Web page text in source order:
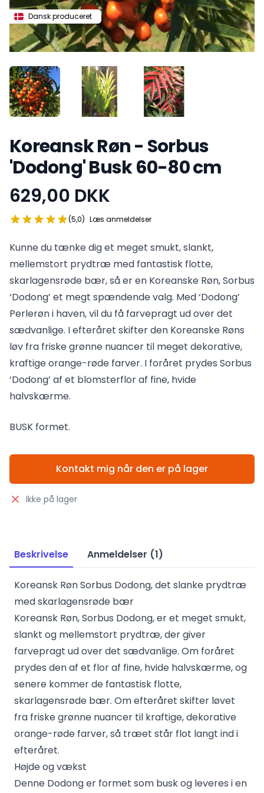
Dansk produceret
Koreansk Røn - Sorbus
'Dodong' Busk 60-80 cm
Produktinformation
629,00 DKK
Bedømmelse(5,0stjerner ud af 5
) Læs anmeldelser
Kunne du tænke dig et meget smukt, slankt,
mellemstort prydtræ med fantastisk flotte,
skarlagensrøde bær, så er en Koreanske Røn, Sorbus
‘Dodong’ et megt spændende valg. Med ‘Dodong’
Perlerøn i haven, vil du få farvepragt ud over det
sædvanlige. I efteråret skifter den Koreanske Røns
løv fra friske grønne nuancer til meget dekorative,
kraftige orange-røde farver. I foråret prydes Sorbus
‘Dodong’ af et blomsterflor af fine, hvide
halvskærme.
BUSK formet.
Kontakt mig når den er på lager
Ikke på lager
Beskrivelse Anmeldelser (1)
Koreansk Røn Sorbus Dodong, det slanke prydtræ
med skarlagensrøde bær
Koreansk Røn, Sorbus Dodong, er et meget smukt,
slankt og mellemstort prydtræ, der giver
farvepragt ud over det sædvanlige. Om foråret
prydes den af et flor af fine, hvide halvskærme, og
senere kommer de fantastisk flotte,
skarlagensrøde bær. Om efteråret skifter løvet
fra friske grønne nuancer til kraftige, dekorative
orange-røde farver, så træet står flot langt ind i
efteråret.
Højde og vækst
Denne Dodong er formet som busk og leveres i en